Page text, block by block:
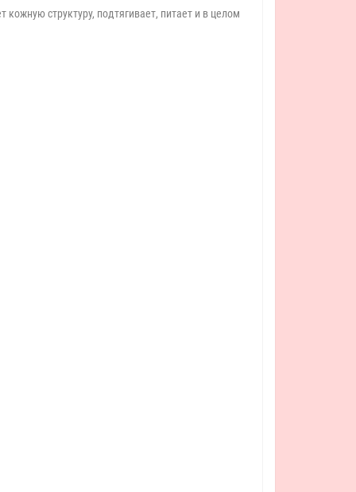
структуру, подтягивает, питает и в целом